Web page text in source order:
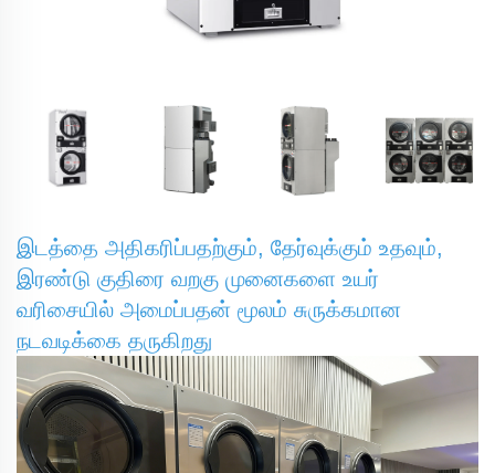
இடத்தை அதிகரிப்பதற்கும், தேர்வுக்கும் உதவும்,
இரண்டு குதிரை வறகு முனைகளை உயர்
வரிசையில் அமைப்பதன் மூலம் சுருக்கமான
நடவடிக்கை தருகிறது